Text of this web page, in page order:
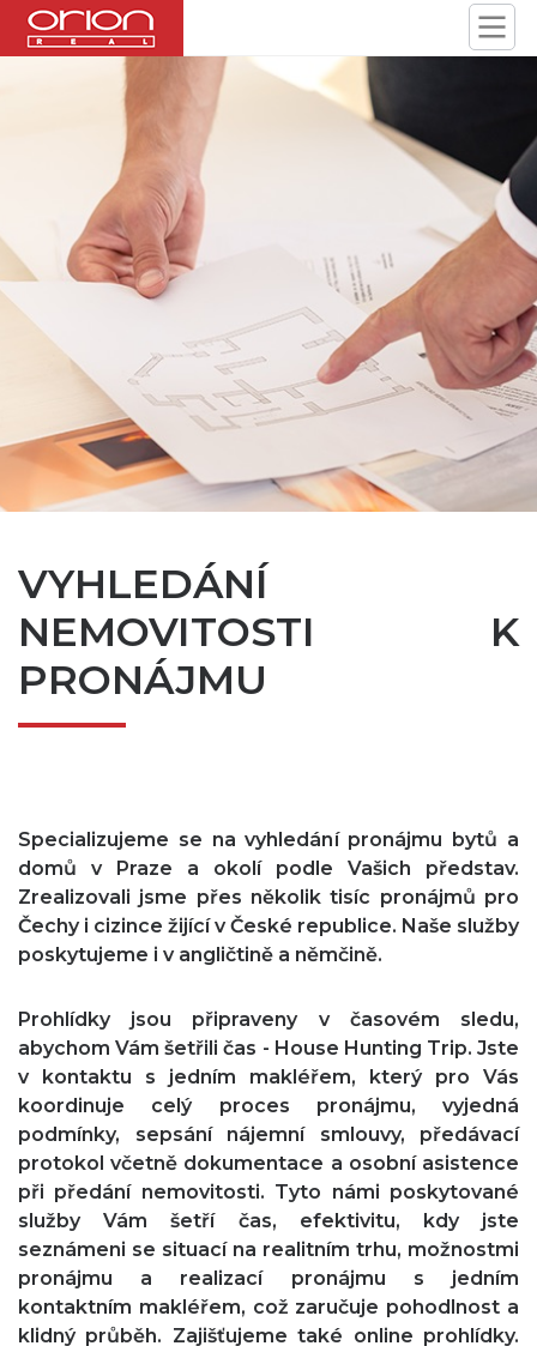
VYHLEDÁNÍ
NEMOVITOSTI K
PRONÁJMU
Specializujeme se na vyhledání pronájmu bytů a
domů v Praze a okolí podle Vašich představ.
Zrealizovali jsme přes několik tisíc pronájmů pro
Čechy i cizince žijící v České republice. Naše služby
poskytujeme i v angličtině a němčině.
Prohlídky jsou připraveny v časovém sledu,
abychom Vám šetřili čas - House Hunting Trip. Jste
v kontaktu s jedním makléřem, který pro Vás
koordinuje celý proces pronájmu, vyjedná
podmínky, sepsání nájemní smlouvy, předávací
protokol včetně dokumentace a osobní asistence
při předání nemovitosti. Tyto námi poskytované
služby Vám šetří čas, efektivitu, kdy jste
seznámeni se situací na realitním trhu, možnostmi
pronájmu a realizací pronájmu s jedním
kontaktním makléřem, což zaručuje pohodlnost a
klidný průběh. Zajišťujeme také online prohlídky.